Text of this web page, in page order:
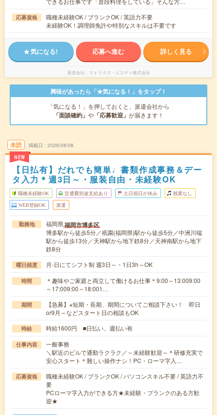
応募資格
職種未経験OK / ブランクOK / 英語力不要
未経験OK！調理師免許や特別なスキルは不要です
気になる! 応募へ進む 詳しく見る
派遣会社 マトリクス・エスディ株式会社
興味があったら「★気になる！」をタップ！
「気になる！」を押しておくと、派遣会社から
「面談確約」 や 「応募歓迎」 が届きます！
未読
NEW
掲載日 2026/08/08
【日払有】だれでも簡単♩書類作成事務＆デー
タ入力＊週3日～・服装自由・未経験OK
職種未経験OK 交通費別途支給あり 土日祝日が休み 残業なし
WEB登録OK 派遣
勤務地 福岡県福岡市博多区
博多駅から徒歩5分／祇園(福岡県)駅から徒歩5分／中洲川端
駅から徒歩13分／天神駅から地下鉄8分／天神南駅から地下
鉄8分
曜日頻度 月-日にてシフト制 週3日～・1日3h～OK
時間
＊趣味やご家庭と両立して働けるお仕事＊9:00～13:009:00
～17:009:00～18:001…
期間
【急募】※短期・長期、期間についてご相談下さい！ 即日
or9月～などスタート日の相談もOK
時給 時給1600円 ■日払い、週払い有
仕事内容
一般事務
＼駅近のビルで通勤ラクラク／～未経験歓迎～＊研修充実で
安心スタート＊難しい操作ナシ！PC・ローマ字入…
応募資格
職種未経験OK / ブランクOK / パソコンスキル不要 / 英語力不
要
PCローマ字入力ができる方★未経験・ブランクのある方歓
迎★